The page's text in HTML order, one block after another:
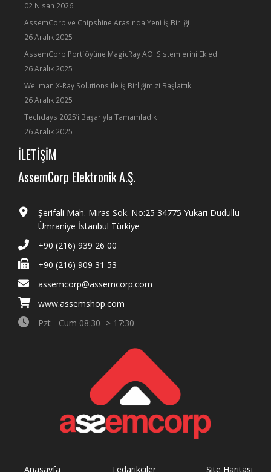
02 Nisan 2026
AssemCorp ve Chipshine Arasında Yeni İş Birliği
26 Aralık 2025
AssemCorp Portföyüne MagicRay AOI Sistemlerini Ekledi
26 Aralık 2025
Wellman X-Ray Solutions ile İş Birliğimizi Başlattık
26 Aralık 2025
Techdays 2025’i Başarıyla Tamamladık
26 Aralık 2025
İLETİŞİM
AssemCorp Elektronik A.Ş.
Şerifali Mah. Miras Sok. No:25 34775 Yukarı Dudullu
Ümraniye İstanbul Türkiye
+90 (216) 939 26 00
+90 (216) 909 31 53
assemcorp@assemcorp.com
www.assemshop.com
Pzt - Cum 08:30 -> 17:30
Anasayfa Tedarikçiler Site Haritası